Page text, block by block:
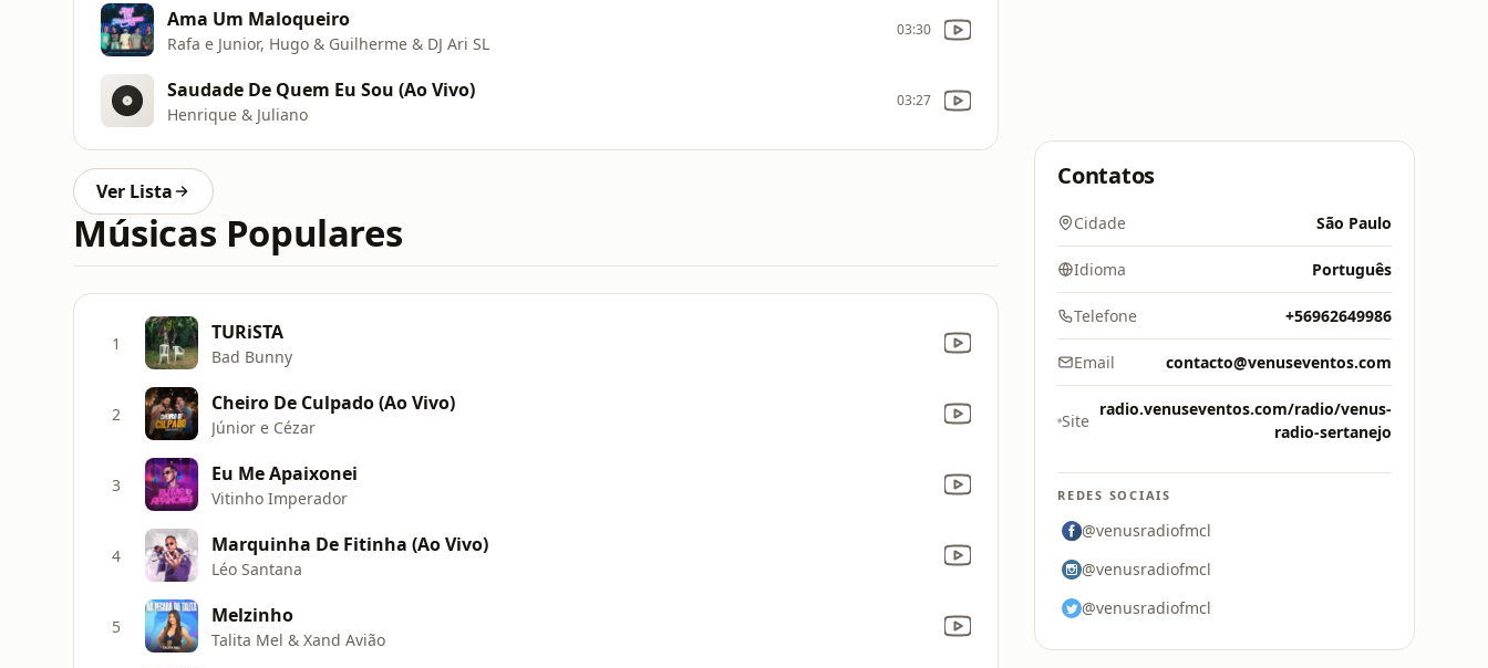
Ama Um Maloqueiro
Rafa e Junior, Hugo & Guilherme & DJ Ari SL
03:30
Saudade De Quem Eu Sou (Ao Vivo)
Henrique & Juliano
03:27
Ver Lista
Músicas Populares
1 TURiSTA
Bad Bunny
2 Cheiro De Culpado (Ao Vivo)
Júnior e Cézar
3 Eu Me Apaixonei
Vitinho Imperador
4 Marquinha De Fitinha (Ao Vivo)
Léo Santana
5 Melzinho
Talita Mel & Xand Avião
Contatos
Cidade São Paulo
Idioma Português
Telefone +56962649986
Email contacto@venuseventos.com
Site
radio.venuseventos.com/radio/venus-
radio-sertanejo
REDES SOCIAIS
@venusradiofmcl
@venusradiofmcl
@venusradiofmcl